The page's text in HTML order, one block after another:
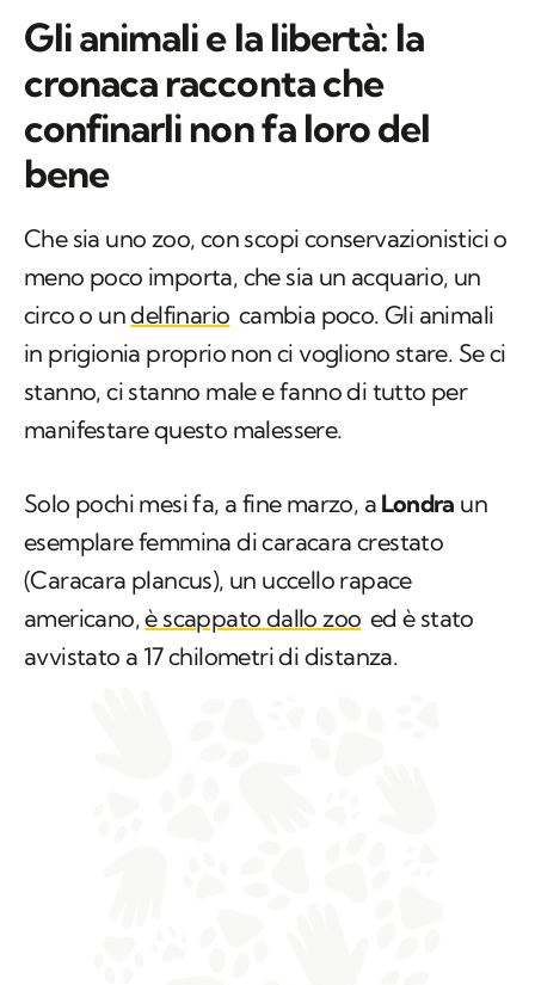
Gli animali e la libertà: la
cronaca racconta che
confinarli non fa loro del
bene
Che sia uno zoo, con scopi conservazionistici o
meno poco importa, che sia un acquario, un
circo o undelfinario cambia poco. Gli animali
in prigionia proprio non ci vogliono stare. Se ci
stanno, ci stanno male e fanno di tutto per
manifestare questo malessere.
Solo pochi mesi fa, a fine marzo, a Londra un
esemplare femmina di caracara crestato
(Caracara plancus), un uccello rapace
americano,è scappato dallo zoo ed è stato
avvistato a 17 chilometri di distanza.